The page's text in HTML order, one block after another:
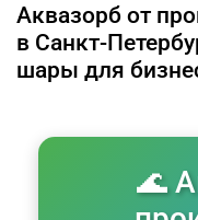
Аквазорб от
в Санкт-
шары для
🌊